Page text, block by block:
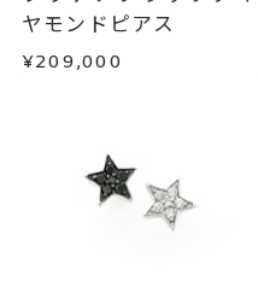
ヤモンドピアス
¥209,000